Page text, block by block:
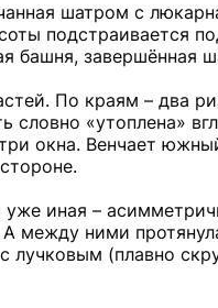
шатром с
подстраивается
башня, завершённая
По краям – два
«утоплена»
окна. Венчает
иная –
между ними
(плавно